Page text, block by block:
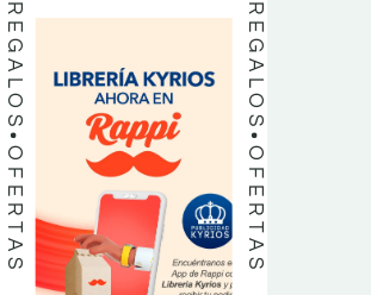
REGALOS
OFERTAS
REGALOS
OFERTAS